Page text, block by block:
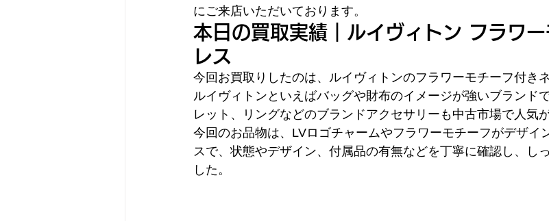
にご来店いただいております。
本日の買取実績｜ルイヴィトン フラワ
レス
今回お買取りしたのは、ルイヴィトンのフラワーモチーフ付き
ルイヴィトンといえばバッグや財布のイメージが強いブランド
レット、リングなどのブランドアクセサリーも中古市場で人気が
今回のお品物は、LVロゴチャームやフラワーモチーフがデザイ
スで、状態やデザイン、付属品の有無などを丁寧に確認し、し
した。